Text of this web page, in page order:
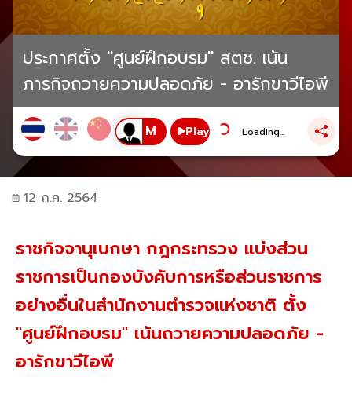
ประกาศตั้ง "ศูนย์ฝึกอบรม" สตช. เน้น
ภารกิจถวายความปลอดภัย - อารักขาวีไอพี
Play Loading...
12 ก.ค. 2564
ราชกิจจานุเบกษา กฎกระทรวง แบ่งส่วน
ราชการเป็นกองบังคับการหรือส่วนราชการ
อย่างอื่นในสำนักงานตำรวจแห่งชาติ ตั้ง
"ศูนย์ฝึกอบรม" เน้นถวายความปลอดภัย -
อารักขาวีไอพี